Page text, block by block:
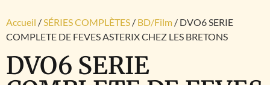
Accueil /SÉRIES COMPLÈTES / BD/Film / DVO6 SERIE
COMPLETE DE FEVES ASTERIX CHEZ LES BRETONS
DVO6 SERIE